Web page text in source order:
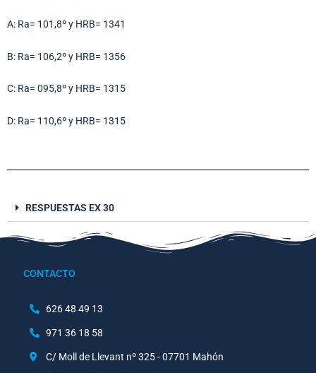
A: Ra= 101,8º y HRB= 1341
B: Ra= 106,2º y HRB= 1356
C: Ra= 095,8º y HRB= 1315
D: Ra= 110,6º y HRB= 1315
RESPUESTAS EX 30
CONTACTO
626 48 49 13
971 36 18 58
C/ Moll de Llevant nº 325 - 07701 Mahón